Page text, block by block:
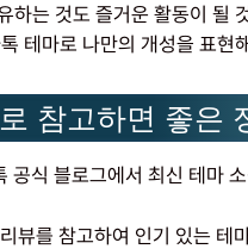
하는 것도 즐거운 활동이 될
테마로 나만의 개성을 표현
참고하면 좋은
공식 블로그에서 최신 테마
뷰를 참고하여 인기 있는 테